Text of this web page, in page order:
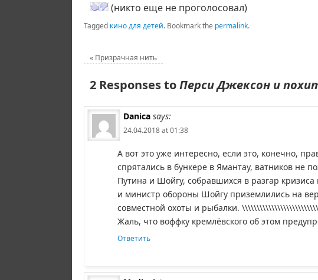
(никто еще не проголосовал)
Tagged кино для детей. Bookmark the permalink.
« Призрачная нить
2 Responses toПерси Джексон и
Danica says:
24.04.2018 at 01:38
А вот это уже интересно, если это, конечно,
спрятались в бункере в Ямантау, ватников не
Путина и Шойгу, собравшихся в разгар
и министр обороны Шойгу приземлились на
совместной охоты и рыбалки. \\\\\\\\\\\\\\\\\\\\\\\\\\\
Жаль, что воффку кремлёвского об этом
Ответить